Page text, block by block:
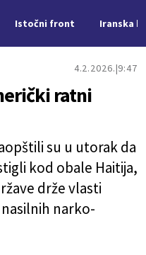
Istočni front Iranska
4.2.2026. 9:47
ratni
su u utorak da
kod obale Haitija,
drže vlasti
narko-